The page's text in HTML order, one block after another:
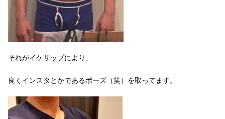
それがイケザップにより、
良くインスタとかであるポーズ（笑）を取ってます。